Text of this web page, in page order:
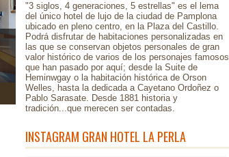
"3 siglos, 4 generaciones, 5 estrellas" es el lema
del único hotel de lujo de la ciudad de Pamplona
ubicado en pleno centro, en la Plaza del Castillo.
Podrá disfrutar de habitaciones personalizadas en
las que se conservan objetos personales de gran
valor histórico de varios de los personajes famosos
que han pasado por aquí; desde la Suite de
Heminwgay o la habitación histórica de Orson
Welles, hasta la dedicada a Cayetano Ordoñez o
Pablo Sarasate. Desde 1881 historia y
tradición...que merecen ser contadas.
INSTAGRAM GRAN HOTEL LA PERLA